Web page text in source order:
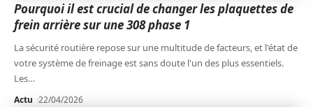
Pourquoi il est crucial de changer les plaquettes de
frein arrière sur une 308 phase 1
La sécurité routière repose sur une multitude de facteurs, et l'état de
votre système de freinage est sans doute l'un des plus essentiels.
Les…
Actu 22/04/2026